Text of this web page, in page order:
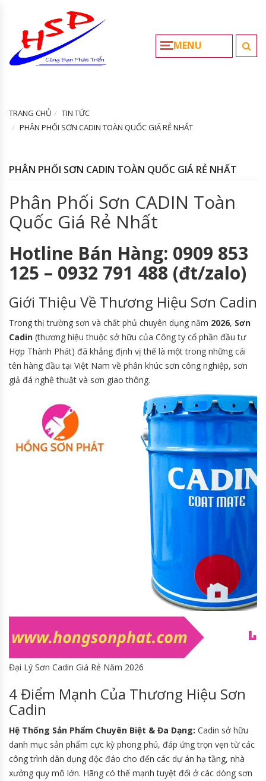
MENU
TRANG CHỦ
TIN TỨC
PHÂN PHỐI SƠN CADIN TOÀN QUỐC GIÁ RẺ NHẤT
PHÂN PHỐI SƠN CADIN TOÀN QUỐC GIÁ RẺ NHẤT
Phân Phối Sơn CADIN Toàn
Quốc Giá Rẻ Nhất
Hotline Bán Hàng: 0909 853
125 – 0932 791 488 (đt/zalo)
Giới Thiệu Về Thương Hiệu Sơn Cadin
Trong thị trường sơn và chất phủ chuyên dụng năm 2026, Sơn
Cadin (thương hiệu thuộc sở hữu của Công ty cổ phần đầu tư
Hợp Thành Phát) đã khẳng định vị thế là một trong những cái
tên hàng đầu tại Việt Nam về phân khúc sơn công nghiệp, sơn
giả đá nghệ thuật và sơn giao thông.
Đại Lý Sơn Cadin Giá Rẻ Năm 2026
4 Điểm Mạnh Của Thương Hiệu Sơn
Cadin
Hệ Thống Sản Phẩm Chuyên Biệt & Đa Dạng: Cadin sở hữu
danh mục sản phẩm cực kỳ phong phú, đáp ứng trọn vẹn từ các
công trình dân dụng độc đáo cho đến các dự án hạ tầng, nhà
xưởng quy mô lớn. Hãng có thế mạnh tuyệt đối ở các dòng sơn